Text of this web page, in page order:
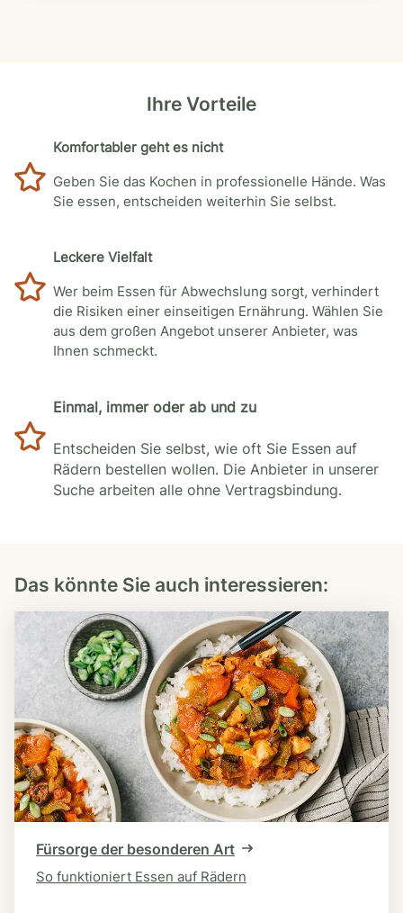
Ihre Vorteile
Komfortabler geht es nicht
Geben Sie das Kochen in professionelle Hände. Was
Sie essen, entscheiden weiterhin Sie selbst.
Leckere Vielfalt
Wer beim Essen für Abwechslung sorgt, verhindert
die Risiken einer einseitigen Ernährung. Wählen Sie
aus dem großen Angebot unserer Anbieter, was
Ihnen schmeckt.
Einmal, immer oder ab und zu
Entscheiden Sie selbst, wie oft Sie Essen auf
Rädern bestellen wollen. Die Anbieter in unserer
Suche arbeiten alle ohne Vertragsbindung.
Das könnte Sie auch interessieren:
Fürsorge der besonderen Art
So funktioniert Essen auf Rädern